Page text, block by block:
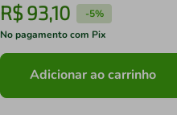
R$ 93,10 -5%
No pagamento com Pix
Adicionar ao carrinho